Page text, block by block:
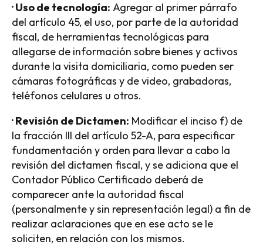
· Uso de tecnología: Agregar al primer párrafo
del artículo 45, el uso, por parte de la autoridad
fiscal, de herramientas tecnológicas para
allegarse de información sobre bienes y activos
durante la visita domiciliaria, como pueden ser
cámaras fotográficas y de video, grabadoras,
teléfonos celulares u otros.
· Revisión de Dictamen: Modificar el inciso f) de
la fracción III del artículo 52-A, para especificar
fundamentación y orden para llevar a cabo la
revisión del dictamen fiscal, y se adiciona que el
Contador Público Certificado deberá de
comparecer ante la autoridad fiscal
(personalmente y sin representación legal) a fin de
realizar aclaraciones que en ese acto se le
soliciten, en relación con los mismos.